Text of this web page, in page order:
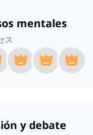
mentales
ス
y debate